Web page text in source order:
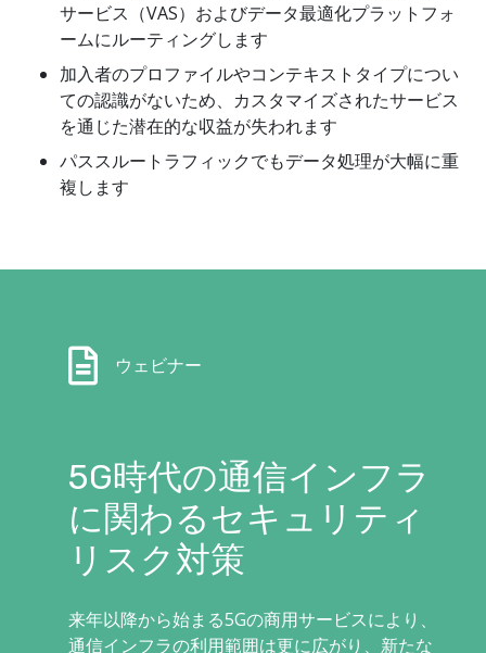
サービス（VAS）およびデータ最適化プラットフォ
ームにルーティングします
加入者のプロファイルやコンテキストタイプについ
ての認識がないため、カスタマイズされたサービス
を通じた潜在的な収益が失われます
パススルートラフィックでもデータ処理が大幅に重
複します
ウェビナー
5G時代の通信インフラ
に関わるセキュリティ
リスク対策
来年以降から始まる5Gの商用サービスにより、
通信インフラの利用範囲は更に広がり、新たな